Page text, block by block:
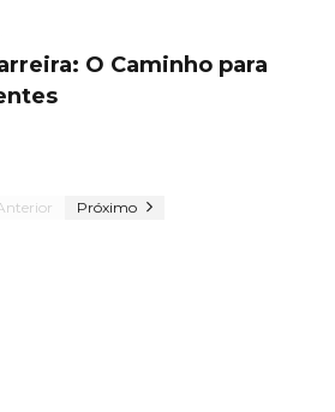
O Caminho para
Próximo